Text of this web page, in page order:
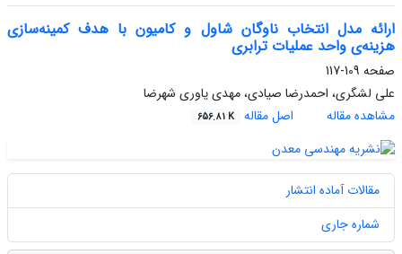
ارائه مدل انتخاب ناوگان شاول و کامیون با هدف کمینه‌سازی
هزینه‌ی واحد عملیات ترابری
صفحه 109-117
علی لشگری، احمدرضا صیادی، مهدی یاوری شهرضا
مشاهده مقاله
اصل مقاله 656.81 K
مقالات آماده انتشار
شماره جاری